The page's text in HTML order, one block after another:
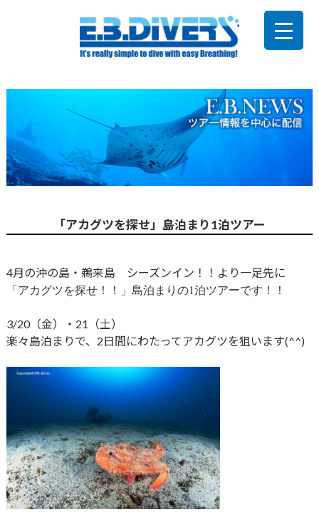
「アカグツを探せ」島泊まり1泊ツアー
4月の沖の島・鵜来島 シーズンイン！！より一足先に
「アカグツを探せ！！」島泊まりの1泊ツアーです！！
3/20（金）・21（土）
楽々島泊まりで、2日間にわたってアカグツを狙います(^^)